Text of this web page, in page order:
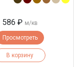
586 ₽ м/кв
Просмотреть
В корзину